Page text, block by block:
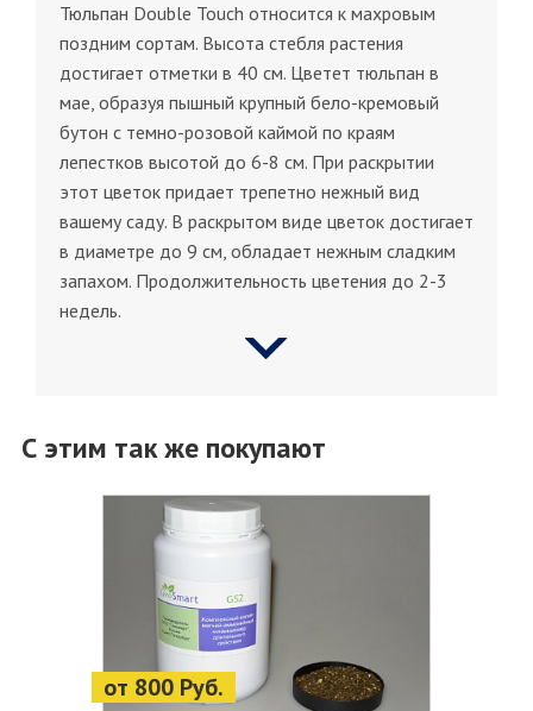
Тюльпан Double Touch относится к махровым
поздним сортам. Высота стебля растения
достигает отметки в 40 см. Цветет тюльпан в
мае, образуя пышный крупный бело-кремовый
бутон с темно-розовой каймой по краям
лепестков высотой до 6-8 см. При раскрытии
этот цветок придает трепетно нежный вид
вашему саду. В раскрытом виде цветок достигает
в диаметре до 9 см, обладает нежным сладким
запахом. Продолжительность цветения до 2-3
недель.
С этим так же покупают
от 800 Руб.